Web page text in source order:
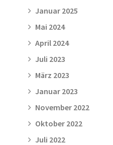
Januar 2025
Mai 2024
April 2024
Juli 2023
März 2023
Januar 2023
November 2022
Oktober 2022
Juli 2022